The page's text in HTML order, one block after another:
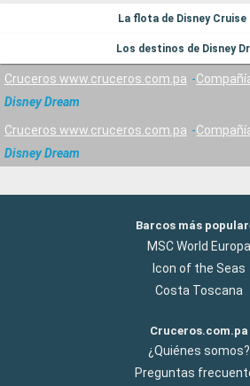
La flota de Disney Cruise
Los destinos de Disney
Cruceros www.cruceros.com.pa
Disney Dream
Cruceros www.cruceros.com.pa
Disney Dream
Barcos más
MSC World Europa
Icon of the Seas
Costa Toscana
Cruceros.com.pa
¿Quiénes somos?
Preguntas